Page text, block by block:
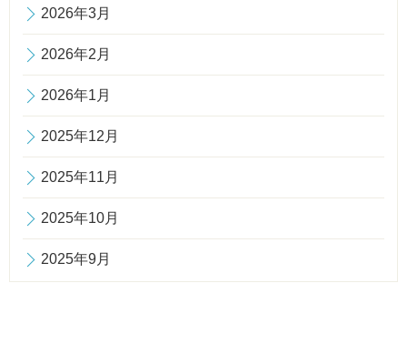
2026年3月
2026年2月
2026年1月
2025年12月
2025年11月
2025年10月
2025年9月